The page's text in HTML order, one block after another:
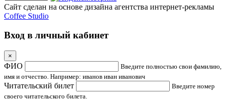
Сайт сделан на основе дизайна агентства интернет-рекламы
Coffee Studio
Вход в личный кабинет
×
ФИО
Введите полностью свои фамилию,
имя и отчество. Например: иванов иван иванович
Читательский билет
Введите номер
своего читательского билета.